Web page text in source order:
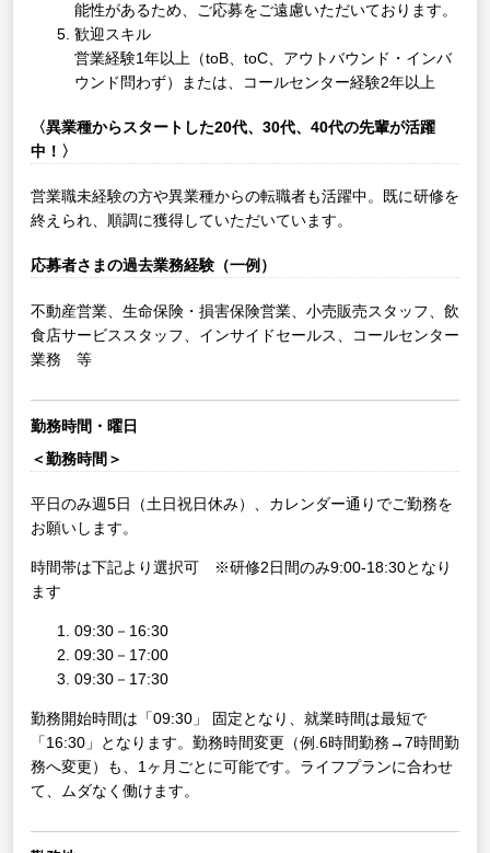
能性があるため、ご応募をご遠慮いただいております。
歓迎スキル
営業経験1年以上（toB、toC、アウトバウンド・インバ
ウンド問わず）または、コールセンター経験2年以上
〈異業種からスタートした20代、30代、40代の先輩が活躍
中！〉
営業職未経験の方や異業種からの転職者も活躍中。既に研修を
終えられ、順調に獲得していただいています。
応募者さまの過去業務経験（一例）
不動産営業、生命保険・損害保険営業、小売販売スタッフ、飲
食店サービススタッフ、インサイドセールス、コールセンター
業務 等
勤務時間・曜日
＜勤務時間＞
平日のみ週5日（土日祝日休み）、カレンダー通りでご勤務を
お願いします。
時間帯は下記より選択可 ※研修2日間のみ9:00-18:30となり
ます
09:30－16:30
09:30－17:00
09:30－17:30
勤務開始時間は「09:30」 固定となり、就業時間は最短で
「16:30」となります。勤務時間変更（例.6時間勤務→7時間勤
務へ変更）も、1ヶ月ごとに可能です。ライフプランに合わせ
て、ムダなく働けます。